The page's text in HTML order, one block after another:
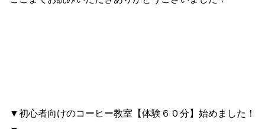
▼初心者向けのコーヒー教室【体験６０分】始めました！